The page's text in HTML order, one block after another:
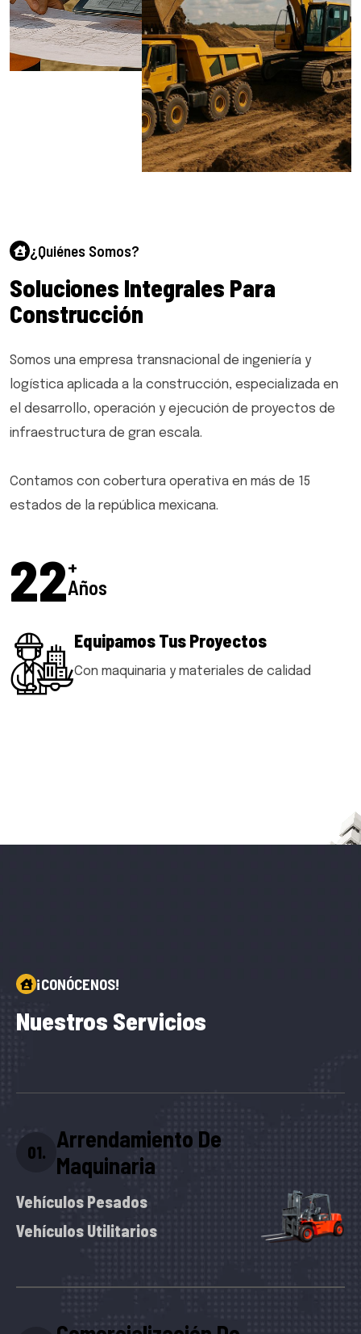
¿Quiénes Somos?
Soluciones Integrales Para
Construcción
Somos una empresa transnacional de ingeniería y
logística aplicada a la construcción, especializada en
el desarrollo, operación y ejecución de proyectos de
infraestructura de gran escala.
Contamos con cobertura operativa en más de 15
estados de la república mexicana.
25+
Años
Equipamos Tus Proyectos
Con maquinaria y materiales de calidad
¡CONÓCENOS!
Nuestros Servicios
01.
Arrendamiento De
Maquinaria
Vehículos Pesados
Vehículos Utilitarios